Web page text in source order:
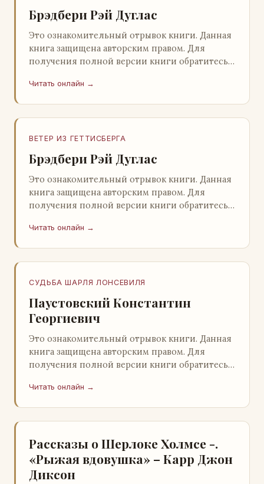
Брэдбери Рэй Дуглас
Это ознакомительный отрывок книги. Данная
книга защищена авторским правом. Для
получения полной версии книги обратитесь к
легального ко…
Читать онлайн →
ВЕТЕР ИЗ ГЕТТИСБЕРГА
Брэдбери Рэй Дуглас
Это ознакомительный отрывок книги. Данная
книга защищена авторским правом. Для
получения полной версии книги обратитесь к
легального ко…
Читать онлайн →
СУДЬБА ШАРЛЯ ЛОНСЕВИЛЯ
Паустовский Константин
Георгиевич
Это ознакомительный отрывок книги. Данная
книга защищена авторским правом. Для
получения полной версии книги обратитесь к
легального ко…
Читать онлайн →
Рассказы о Шерлоке Холмсе -.
«Рыжая вдовушка» – Карр Джон
Диксон